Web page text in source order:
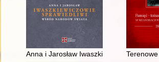
Anna i Jarosław Iwaszkiewiczowie :